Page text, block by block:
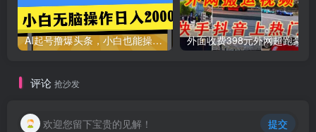
AI起号撸爆头条，小白也能操作，日入2000+
评论 抢沙发
欢迎您留下宝贵的见解！ 提交